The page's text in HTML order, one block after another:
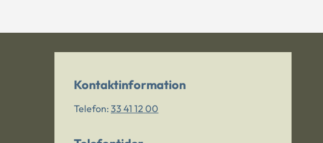
Kontaktinformation
Telefon: 33 41 12 00